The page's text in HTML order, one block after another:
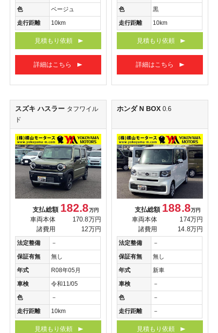
色
ベージュ
走行距離
10km
見積もり依頼
詳細はこちら
色
黒
走行距離
10km
見積もり依頼
詳細はこちら
スズキ ハスラー タフワイル
ド
支払総額 182.8万円
車両本体
170.8万円
諸費用
12万円
法定整備
－
保証有無
無し
年式
R08年05月
車検
令和11/05
色
－
走行距離
10km
見積もり依頼
ホンダ N BOX0.6
支払総額 188.8万円
車両本体
174万円
諸費用
14.8万円
法定整備
－
保証有無
無し
年式
新車
車検
－
色
－
走行距離
－
見積もり依頼